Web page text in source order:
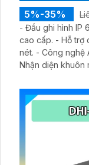
5%-35%
- Đầu ghi hình IP
cao cấp. - Hỗ trợ
nét. - Công nghệ
Nhận diện khuôn